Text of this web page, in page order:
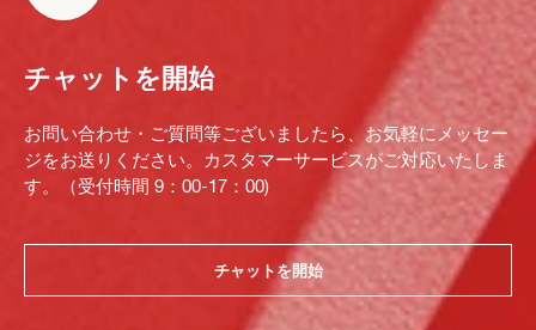
チャットを開始
お問い合わせ・ご質問等ございましたら、お気軽にメッセー
ジをお送りください。カスタマーサービスがご対応いたしま
す。（受付時間 9：00-17：00)
チャットを開始